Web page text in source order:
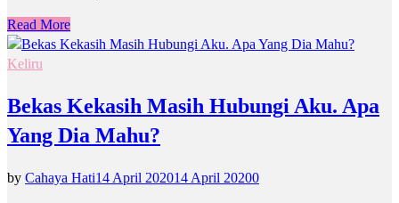
Read More
Keliru
Bekas Kekasih Masih Hubungi Aku. Apa
Yang Dia Mahu?
by Cahaya Hati14 April 202014 April 20200